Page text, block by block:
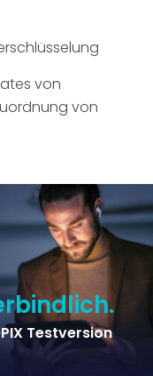
von
von
Testversion